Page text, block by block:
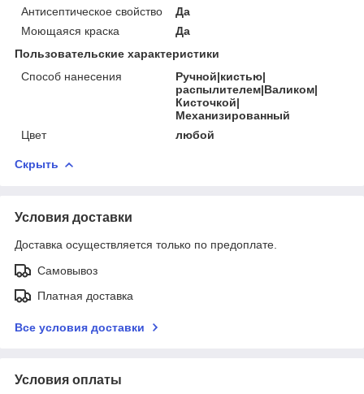
Антисептическое свойство
Да
Моющаяся краска
Да
Пользовательские характеристики
Способ нанесения
Ручной|кистью|
распылителем|Валиком|
Кисточкой|
Механизированный
Цвет
любой
Скрыть
Условия доставки
Доставка осуществляется только по предоплате.
Самовывоз
Платная доставка
Все условия доставки
Условия оплаты